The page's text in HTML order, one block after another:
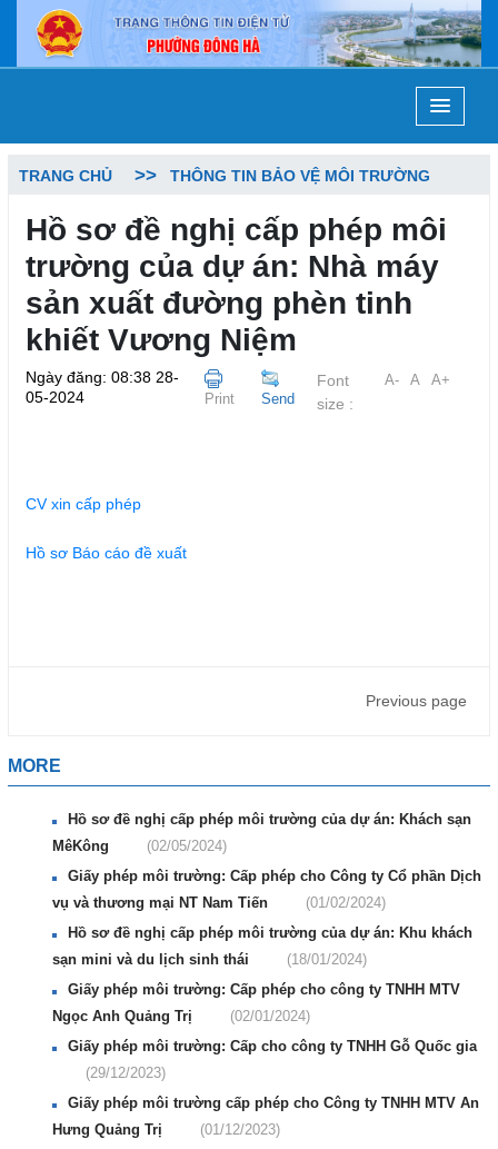
TRANG CHỦ THÔNG TIN BẢO VỆ MÔI TRƯỜNG
Hồ sơ đề nghị cấp phép môi
trường của dự án: Nhà máy
sản xuất đường phèn tinh
khiết Vương Niệm
Ngày đăng: 08:38 28-
05-2024
Print Send
Font
size :
A- A A+
CV xin cấp phép
Hồ sơ Báo cáo đề xuất
Previous page
MORE
Hồ sơ đề nghị cấp phép môi trường của dự án: Khách sạn
MêKông
(02/05/2024)
Giấy phép môi trường: Cấp phép cho Công ty Cổ phần Dịch
vụ và thương mại NT Nam Tiến
(01/02/2024)
Hồ sơ đề nghị cấp phép môi trường của dự án: Khu khách
sạn mini và du lịch sinh thái
(18/01/2024)
Giấy phép môi trường: Cấp phép cho công ty TNHH MTV
Ngọc Anh Quảng Trị
(02/01/2024)
Giấy phép môi trường: Cấp cho công ty TNHH Gỗ Quốc gia
(29/12/2023)
Giấy phép môi trường cấp phép cho Công ty TNHH MTV An
Hưng Quảng Trị
(01/12/2023)